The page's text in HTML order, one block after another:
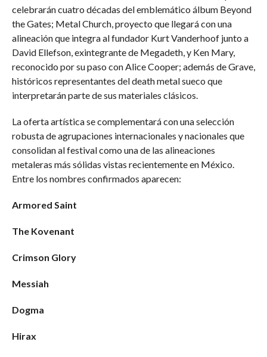
celebrarán cuatro décadas del emblemático álbum Beyond
the Gates; Metal Church, proyecto que llegará con una
alineación que integra al fundador Kurt Vanderhoof junto a
David Ellefson, exintegrante de Megadeth, y Ken Mary,
reconocido por su paso con Alice Cooper; además de Grave,
históricos representantes del death metal sueco que
interpretarán parte de sus materiales clásicos.
La oferta artística se complementará con una selección
robusta de agrupaciones internacionales y nacionales que
consolidan al festival como una de las alineaciones
metaleras más sólidas vistas recientemente en México.
Entre los nombres confirmados aparecen:
Armored Saint
The Kovenant
Crimson Glory
Messiah
Dogma
Hirax